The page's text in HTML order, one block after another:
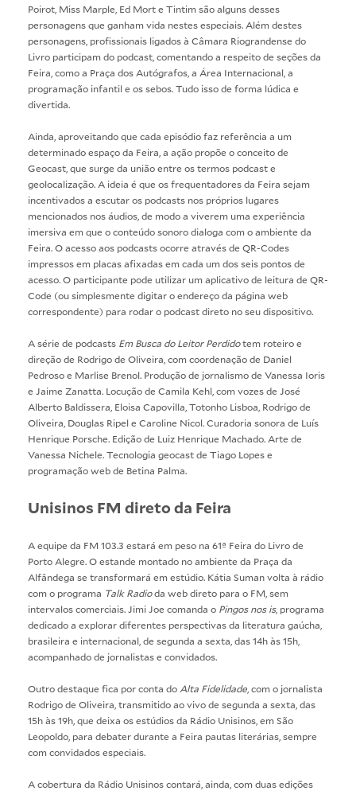
Poirot, Miss Marple, Ed Mort e Tintim são alguns desses
personagens que ganham vida nestes especiais. Além destes
personagens, profissionais ligados à Câmara Riograndense do
Livro participam do podcast, comentando a respeito de seções da
Feira, como a Praça dos Autógrafos, a Área Internacional, a
programação infantil e os sebos. Tudo isso de forma lúdica e
divertida.
Ainda, aproveitando que cada episódio faz referência a um
determinado espaço da Feira, a ação propõe o conceito de
Geocast, que surge da união entre os termos podcast e
geolocalização. A ideia é que os frequentadores da Feira sejam
incentivados a escutar os podcasts nos próprios lugares
mencionados nos áudios, de modo a viverem uma experiência
imersiva em que o conteúdo sonoro dialoga com o ambiente da
Feira. O acesso aos podcasts ocorre através de QR-Codes
impressos em placas afixadas em cada um dos seis pontos de
acesso. O participante pode utilizar um aplicativo de leitura de QR-
Code (ou simplesmente digitar o endereço da página web
correspondente) para rodar o podcast direto no seu dispositivo.
A série de podcasts Em Busca do Leitor Perdidotem roteiro e
direção de Rodrigo de Oliveira, com coordenação de Daniel
Pedroso e Marlise Brenol. Produção de jornalismo de Vanessa Ioris
e Jaime Zanatta. Locução de Camila Kehl, com vozes de José
Alberto Baldissera, Eloisa Capovilla, Totonho Lisboa, Rodrigo de
Oliveira, Douglas Ripel e Caroline Nicol. Curadoria sonora de Luís
Henrique Porsche. Edição de Luiz Henrique Machado. Arte de
Vanessa Nichele. Tecnologia geocast de Tiago Lopes e
programação web de Betina Palma.
Unisinos FM direto da Feira
A equipe da FM 103.3 estará em peso na 61ª Feira do Livro de
Porto Alegre. O estande montado no ambiente da Praça da
Alfândega se transformará em estúdio. Kátia Suman volta à rádio
com o programa Talk Radioda web direto para o FM, sem
intervalos comerciais. Jimi Joe comanda o Pingos nos is, programa
dedicado a explorar diferentes perspectivas da literatura gaúcha,
brasileira e internacional, de segunda a sexta, das 14h às 15h,
acompanhado de jornalistas e convidados.
Outro destaque fica por conta do Alta Fidelidade , com o jornalista
Rodrigo de Oliveira, transmitido ao vivo de segunda a sexta, das
15h às 19h, que deixa os estúdios da Rádio Unisinos, em São
Leopoldo, para debater durante a Feira pautas literárias, sempre
com convidados especiais.
A cobertura da Rádio Unisinos contará, ainda, com duas edições